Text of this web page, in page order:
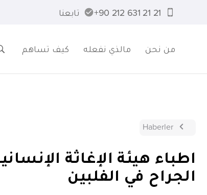
21 21 631 212 90+ تابعنا
من نحن مالذي نفعله كيف تساهم
Haberler
اطباء هيئة الإغاثة
الجراح في الفلبين